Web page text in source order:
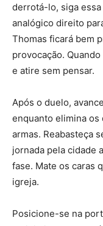
derrotá-lo, siga
analógico direito
Thomas ficará bem
provocação.
e atire sem pensar.
Após o duelo,
enquanto elimina os
armas. Reabasteça
jornada pela cidade
fase. Mate os caras
igreja.
Posicione-se na